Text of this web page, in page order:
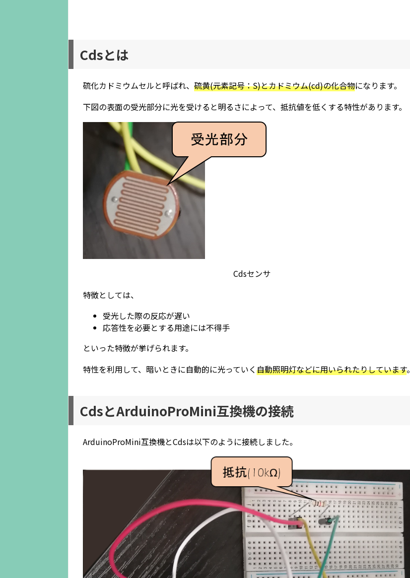
Cdsとは
硫化カドミウムセルと呼ばれ、 硫黄(元素記号：S)とカドミウム(cd)の化合物になります。
下図の表面の受光部分に光を受けると明るさによって、抵抗値を低くする特性があります。
Cdsセンサ
特徴としては、
受光した際の反応が遅い
応答性を必要とする用途には不得手
といった特徴が挙げられます。
特性を利用して、暗いときに自動的に光っていく自動照明灯などに用いられたりしています。
CdsとArduinoProMini互換機の接続
ArduinoProMini互換機とCdsは以下のように接続しました。